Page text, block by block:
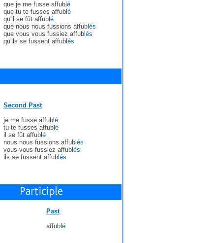
que je me fusse affubl é
que tu te fusses affubl é
qu'il se fût affubl é
que nous nous fussions affubl és
que vous vous fussiez affubl és
qu'ils se fussent affubl és
Second Past
je me fusse affubl é
tu te fusses affubl é
il se fût affubl é
nous nous fussions affubl és
vous vous fussiez affubl és
ils se fussent affubl és
Past
affubl é